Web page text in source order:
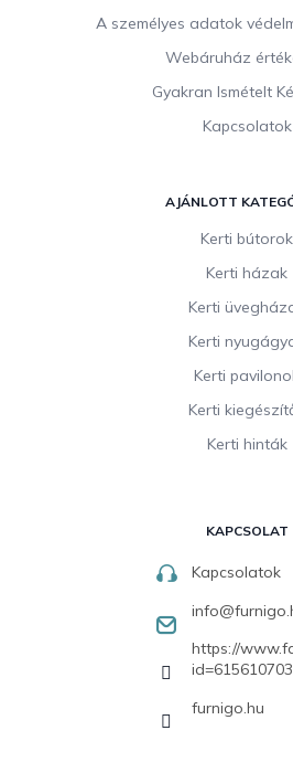
A személyes adatok
Webáruház
Gyakran Ismételt
Kapcsolatok
AJÁNLOTT
Kerti bútorok
Kerti házak
Kerti
Kerti
Kerti
Kerti
Kerti hinták
KAPCSOLAT
Kapcsolatok
info@
https://
furnigo.hu